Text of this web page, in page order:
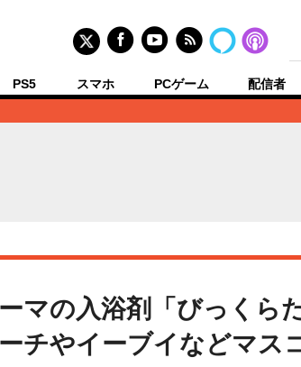
PS5 スマホ PCゲーム 配信者
マの入浴剤「びっくら
チやイーブイなどマス